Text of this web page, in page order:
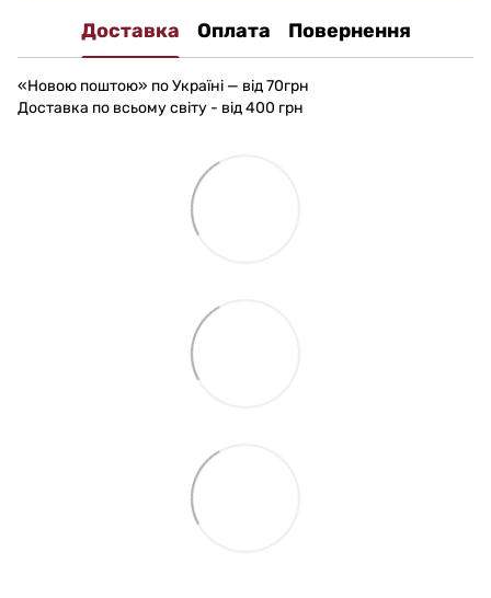
Доставка Оплата Повернення
«Новою поштою» по Україні — від 70грн
Доставка по всьому світу - від 400 грн